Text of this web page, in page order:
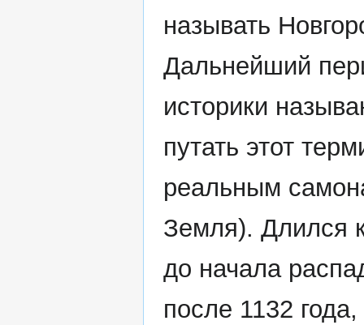
называть
Дальнейший
историки
путать этот
реальным
Земля). Длился
до начала
после 1132